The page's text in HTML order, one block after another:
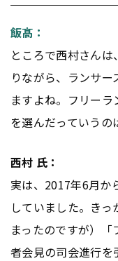
飯髙：
ところで西村さんは
りながら、ランサ
ますよね。フリーラ
を選んだっていうの
西村 氏：
実は、2017年6月か
していました。き
まったのですが）
者会見の司会進行を